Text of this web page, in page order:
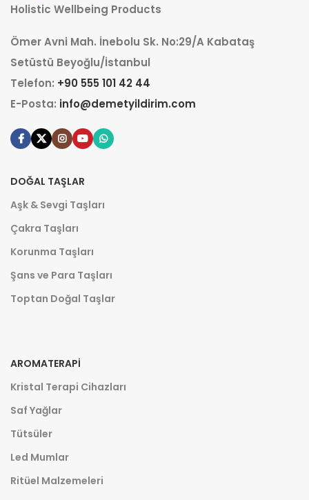
Holistic Wellbeing Products
Ömer Avni Mah. İnebolu Sk. No:29/A Kabataş
Setüstü Beyoğlu/İstanbul
Telefon: +90 555 101 42 44
E-Posta: info@demetyildirim.com
DOĞAL TAŞLAR
Aşk & Sevgi Taşları
Çakra Taşları
Korunma Taşları
Şans ve Para Taşları
Toptan Doğal Taşlar
AROMATERAPI
Kristal Terapi Cihazları
Saf Yağlar
Tütsüler
Led Mumlar
Ritüel Malzemeleri